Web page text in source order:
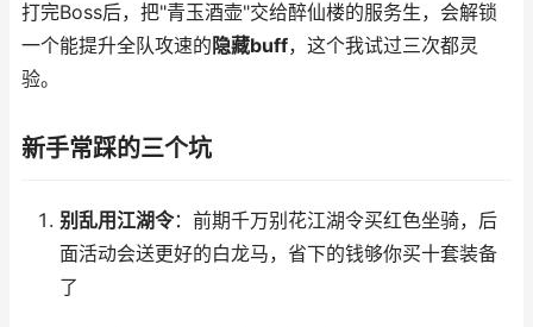
打完Boss后，把"青玉酒壶"交给醉仙楼的服务生，会解锁
一个能提升全队攻速的 隐藏buff，这个我试过三次都灵
验。
新手常踩的三个坑
别乱用江湖令：前期千万别花江湖令买红色坐骑，后
面活动会送更好的白龙马，省下的钱够你买十套装备
了